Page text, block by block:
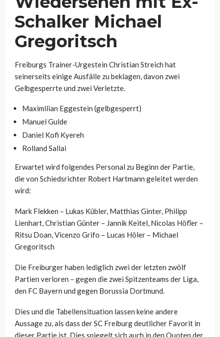
Schalker Michael
Gregoritsch
Freiburgs Trainer-Urgestein Christian Streich hat
seinerseits einige Ausfälle zu beklagen, davon zwei
Gelbgesperrte und zwei Verletzte.
Maximilian Eggestein (gelbgesperrt)
Manuel Gulde
Daniel Kofi Kyereh
Rolland Sallai
Erwartet wird folgendes Personal zu Beginn der Partie,
die von Schiedsrichter Robert Hartmann geleitet werden
wird:
Mark Flekken – Lukas Kübler, Matthias Ginter, Philipp
Lienhart, Christian Günter – Jannik Keitel, Nicolas Höfler –
Ritsu Doan, Vicenzo Grifo – Lucas Höler – Michael
Gregoritsch
Die Freiburger haben lediglich zwei der letzten zwölf
Partien verloren – gegen die zwei Spitzenteams der Liga,
den FC Bayern und gegen Borussia Dortmund.
Dies und die Tabellensituation lassen keine andere
Aussage zu, als dass der SC Freiburg deutlicher Favorit in
dieser Partie ist. Dies spiegelt sich auch in den Quoten der